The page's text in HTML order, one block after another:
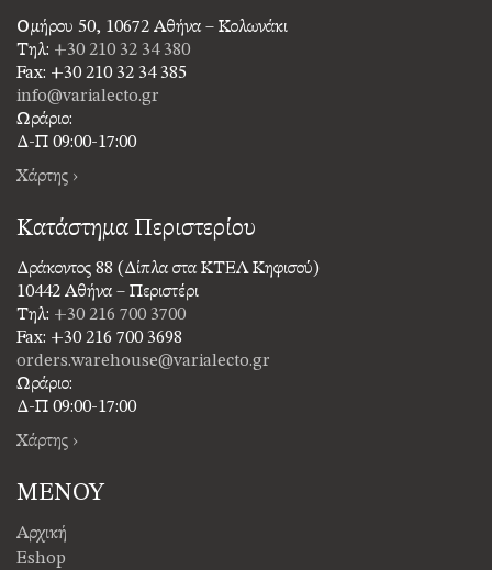
Ομήρου 50, 10672 Αθήνα – Κολωνάκι
Τηλ: +30 210 32 34 380
Fax: +30 210 32 34 385
info@varialecto.gr
Ωράριο:
Δ-Π 09:00-17:00
Χάρτης ›
Κατάστημα Περιστερίου
Δράκοντος 88 (Δίπλα στα ΚΤΕΛ Κηφισού)
10442 Αθήνα – Περιστέρι
Τηλ: +30 216 700 3700
Fax: +30 216 700 3698
orders.warehouse@varialecto.gr
Ωράριο:
Δ-Π 09:00-17:00
Χάρτης ›
ΜΕΝΟΥ
Αρχική
Eshop